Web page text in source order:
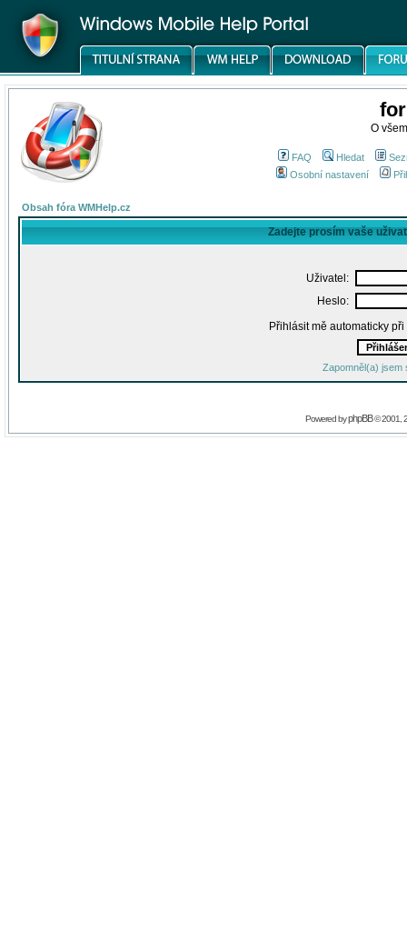
O
FAQ Hledat
Osobní nastavení
Obsah fóra WMHelp.cz
Zadejte prosím vaše
Uživatel:
Heslo:
Přihlásit mě automaticky
Zapomněl(a) jsem
Powered byphpBB© 2001,